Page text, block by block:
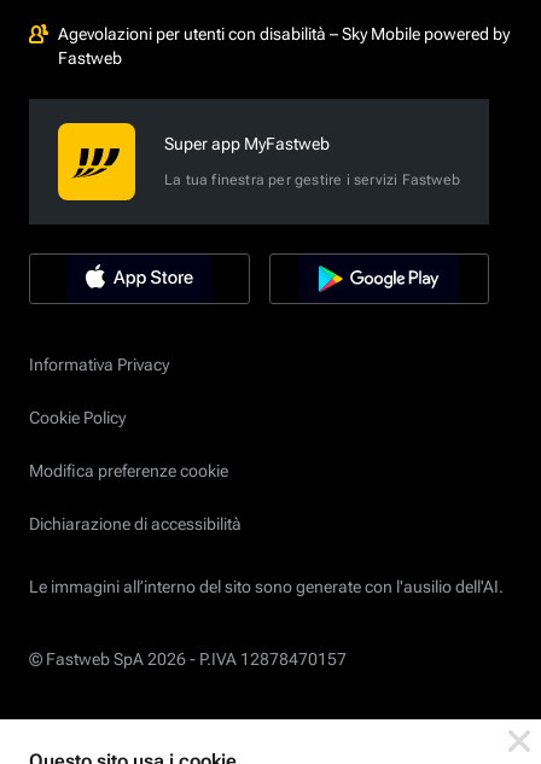
Agevolazioni per utenti con disabilità – Sky Mobile powered by
Fastweb
Super app MyFastweb
La tua finestra per gestire i servizi Fastweb
Informativa Privacy
Cookie Policy
Modifica preferenze cookie
Dichiarazione di accessibilità
Le immagini all’interno del sito sono generate con l'ausilio dell'AI.
© Fastweb SpA 2026 - P.IVA 12878470157